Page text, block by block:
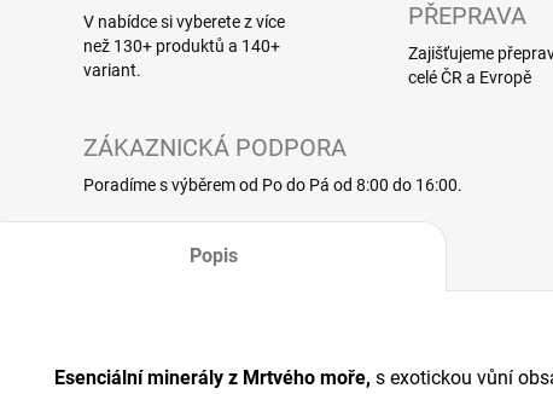
V nabídce si vyberete z více
než 130+ produktů a 140+
variant.
PŘEPRAVA
Zajišťujeme
celé ČR a Evropě
ZÁKAZNICKÁ PODPORA
Poradíme s výběrem od Po do Pá od 8:00 do 16:00.
Popis
Esenciální minerály z Mrtvého moře, s exotickou vůní